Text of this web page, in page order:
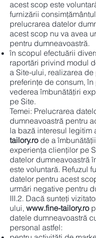
acest scop este
furnizării
prelucrarea datelor
acest scop nu va avea
pentru dumneavoastră.
în scopul efectuării
raportări privind modul
a Site-ului, realizarea
preferinţe de consum,
vederea îmbunătăţiri
pe Site.
Temei: Prelucrarea
dumneavoastră pentru
la bază interesul legitim
tailory.ro de a
experiența clienților pe
datelor dumneavoastră
este voluntară. Refuzul
datelor pentru acest
urmări negative pentru
III.2. Dacă sunteți
ului, www.fine-tailory.ro
datele dumneavoastră
personal astfel: